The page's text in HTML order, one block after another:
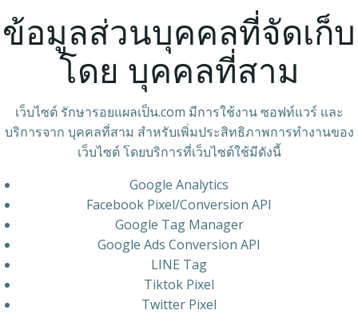
ข้อมูลส่วนบุคคลที่จัดเก็บ
โดย บุคคลที่สาม
เว็บไซต์ รักษารอยแผลเป็น.com มีการใช้งาน ซอฟท์แวร์ และ
บริการจาก บุคคลที่สาม สำหรับเพิ่มประสิทธิภาพการทำงานของ
เว็บไซต์ โดยบริการที่เว็บไซต์ใช้มีดังนี้
Google Analytics
Facebook Pixel/Conversion API
Google Tag Manager
Google Ads Conversion API
LINE Tag
Tiktok Pixel
Twitter Pixel